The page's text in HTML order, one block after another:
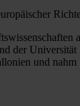
der Universität
und